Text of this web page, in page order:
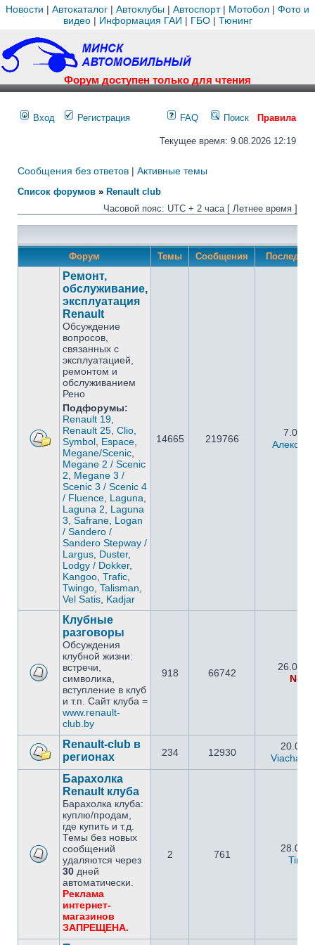
Новости | Автокаталог | Автоклубы | Автоспорт| Мотобол | Фото и
видео| Информация ГАИ | ГБО| Тюнинг
Форум доступен только для чтения
Вход Регистрация FAQ Поиск Правила
Текущее время: 9.08.2026 12:19
Сообщения без ответов | Активные темы
Список форумов » Renault club
Часовой пояс: UTC + 2 часа [ Летнее время ]
Форум Темы Сообщения
Ремонт,
обслуживание,
эксплуатация
Renault
Обсуждение
вопросов,
связанных с
эксплуатацией,
ремонтом и
обслуживанием
Рено
Подфорумы:
Renault 19
Renault 25 Clio,
Symbol Espace
Megane/Scenic
Megane 2 / Scenic
2
Megane 3 /
Scenic 3 / Scenic 4
/ Fluence Laguna
Laguna 2
Laguna
3 Safrane Logan
/ Sandero /
Sandero Stepway /
Largus Duster,
Lodgy / Dokker,
Kangoo Trafic
Twingo Talisman
Vel Satis Kadjar
14665 219766
Клубные
разговоры
Обсуждения
клубной жизни:
встречи,
символика,
вступление в клуб
и т.п. Сайт клуба =
www.renault-
club.by
918 66742
Renault-club в
регионах
234 12930
Барахолка
Renault клуба
Барахолка клуба:
куплю/продам,
где купить и т.д.
Темы без новых
сообщений
удаляются через
30 дней
автоматически.
Реклама
интернет-
магазинов
ЗАПРЕЩЕНА.
2 761